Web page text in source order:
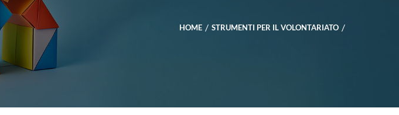
HOME STRUMENTI PER IL VOLONTARIATO